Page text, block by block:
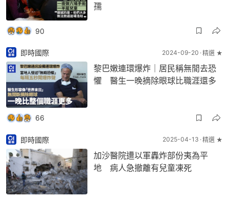
孺
90
即時國際 2024-09-20 精選 ★
黎巴嫩連環爆炸｜居民稱無閒去恐
懼 醫生一晚摘除眼球比職涯還多
66
即時國際 2025-04-13 精選 ★
加沙醫院遭以軍轟炸部份夷為平
地 病人急撤離有兒童凍死